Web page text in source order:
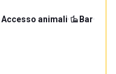
Accesso animali· Bar·